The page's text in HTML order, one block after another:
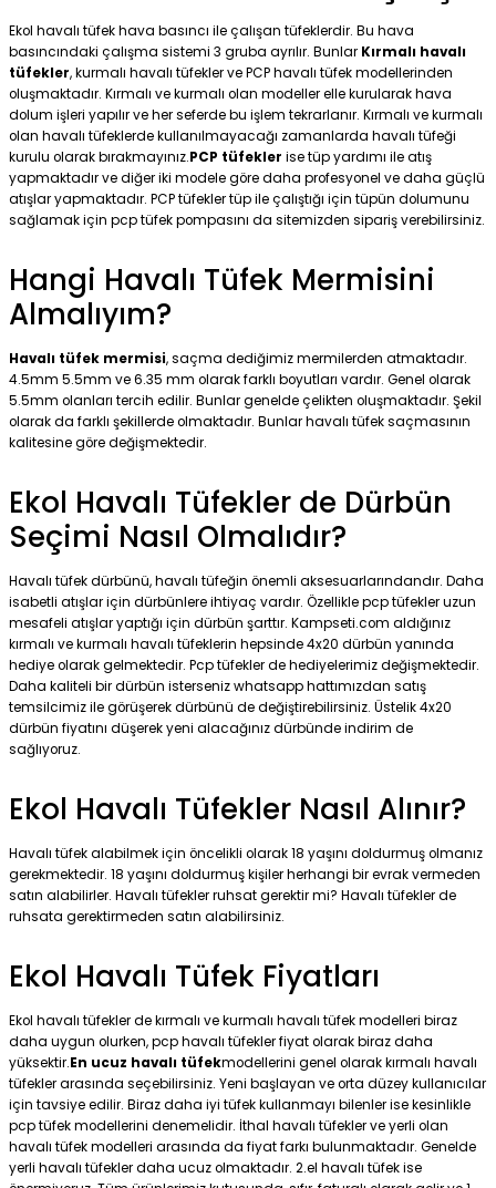
Ekol havalı tüfek hava basıncı ile çalışan tüfeklerdir. Bu hava
basıncındaki çalışma sistemi 3 gruba ayrılır. Bunlar Kırmalı havalı
tüfekler, kurmalı havalı tüfekler ve PCP havalı tüfek modellerinden
oluşmaktadır. Kırmalı ve kurmalı olan modeller elle kurularak hava
dolum işleri yapılır ve her seferde bu işlem tekrarlanır. Kırmalı ve kurmalı
olan havalı tüfeklerde kullanılmayacağı zamanlarda havalı tüfeği
kurulu olarak bırakmayınız.PCP tüfekler ise tüp yardımı ile atış
yapmaktadır ve diğer iki modele göre daha profesyonel ve daha güçlü
atışlar yapmaktadır. PCP tüfekler tüp ile çalıştığı için tüpün dolumunu
sağlamak için pcp tüfek pompasını da sitemizden sipariş verebilirsiniz.
Hangi Havalı Tüfek Mermisini
Almalıyım?
Havalı tüfek mermisi, saçma dediğimiz mermilerden atmaktadır.
4.5mm 5.5mm ve 6.35 mm olarak farklı boyutları vardır. Genel olarak
5.5mm olanları tercih edilir. Bunlar genelde çelikten oluşmaktadır. Şekil
olarak da farklı şekillerde olmaktadır. Bunlar havalı tüfek saçmasının
kalitesine göre değişmektedir.
Ekol Havalı Tüfekler de Dürbün
Seçimi Nasıl Olmalıdır?
Havalı tüfek dürbünü, havalı tüfeğin önemli aksesuarlarındandır. Daha
isabetli atışlar için dürbünlere ihtiyaç vardır. Özellikle pcp tüfekler uzun
mesafeli atışlar yaptığı için dürbün şarttır. Kampseti.com aldığınız
kırmalı ve kurmalı havalı tüfeklerin hepsinde 4x20 dürbün yanında
hediye olarak gelmektedir. Pcp tüfekler de hediyelerimiz değişmektedir.
Daha kaliteli bir dürbün isterseniz whatsapp hattımızdan satış
temsilcimiz ile görüşerek dürbünü de değiştirebilirsiniz. Üstelik 4x20
dürbün fiyatını düşerek yeni alacağınız dürbünde indirim de
sağlıyoruz.
Ekol Havalı Tüfekler Nasıl Alınır?
Havalı tüfek alabilmek için öncelikli olarak 18 yaşını doldurmuş olmanız
gerekmektedir. 18 yaşını doldurmuş kişiler herhangi bir evrak vermeden
satın alabilirler. Havalı tüfekler ruhsat gerektir mi? Havalı tüfekler de
ruhsata gerektirmeden satın alabilirsiniz.
Ekol Havalı Tüfek Fiyatları
Ekol havalı tüfekler de kırmalı ve kurmalı havalı tüfek modelleri biraz
daha uygun olurken, pcp havalı tüfekler fiyat olarak biraz daha
yüksektir.En ucuz havalı tüfekmodellerini genel olarak kırmalı havalı
tüfekler arasında seçebilirsiniz. Yeni başlayan ve orta düzey kullanıcılar
için tavsiye edilir. Biraz daha iyi tüfek kullanmayı bilenler ise kesinlikle
pcp tüfek modellerini denemelidir. İthal havalı tüfekler ve yerli olan
havalı tüfek modelleri arasında da fiyat farkı bulunmaktadır. Genelde
yerli havalı tüfekler daha ucuz olmaktadır. 2.el havalı tüfek ise